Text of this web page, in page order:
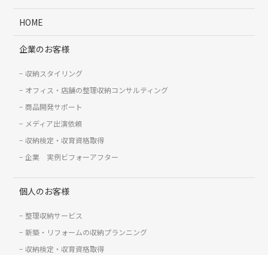
HOME
企業のお客様
収納スタイリング
オフィス・店舗の整理収納コンサルティング
商品開発サポート
メディア出演依頼
収納検定・収育資格取得
企業 実例ビフォーアフター
個人のお客様
整理収納サービス
新築・リフォームの収納プランニング
収納検定・収育資格取得